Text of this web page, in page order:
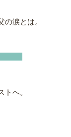
の涙とは。
へ。